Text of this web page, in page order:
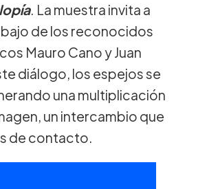
. La muestra invita a
de los reconocidos
Mauro Cano y Juan
diálogo, los espejos se
una multiplicación
un intercambio que
de contacto.